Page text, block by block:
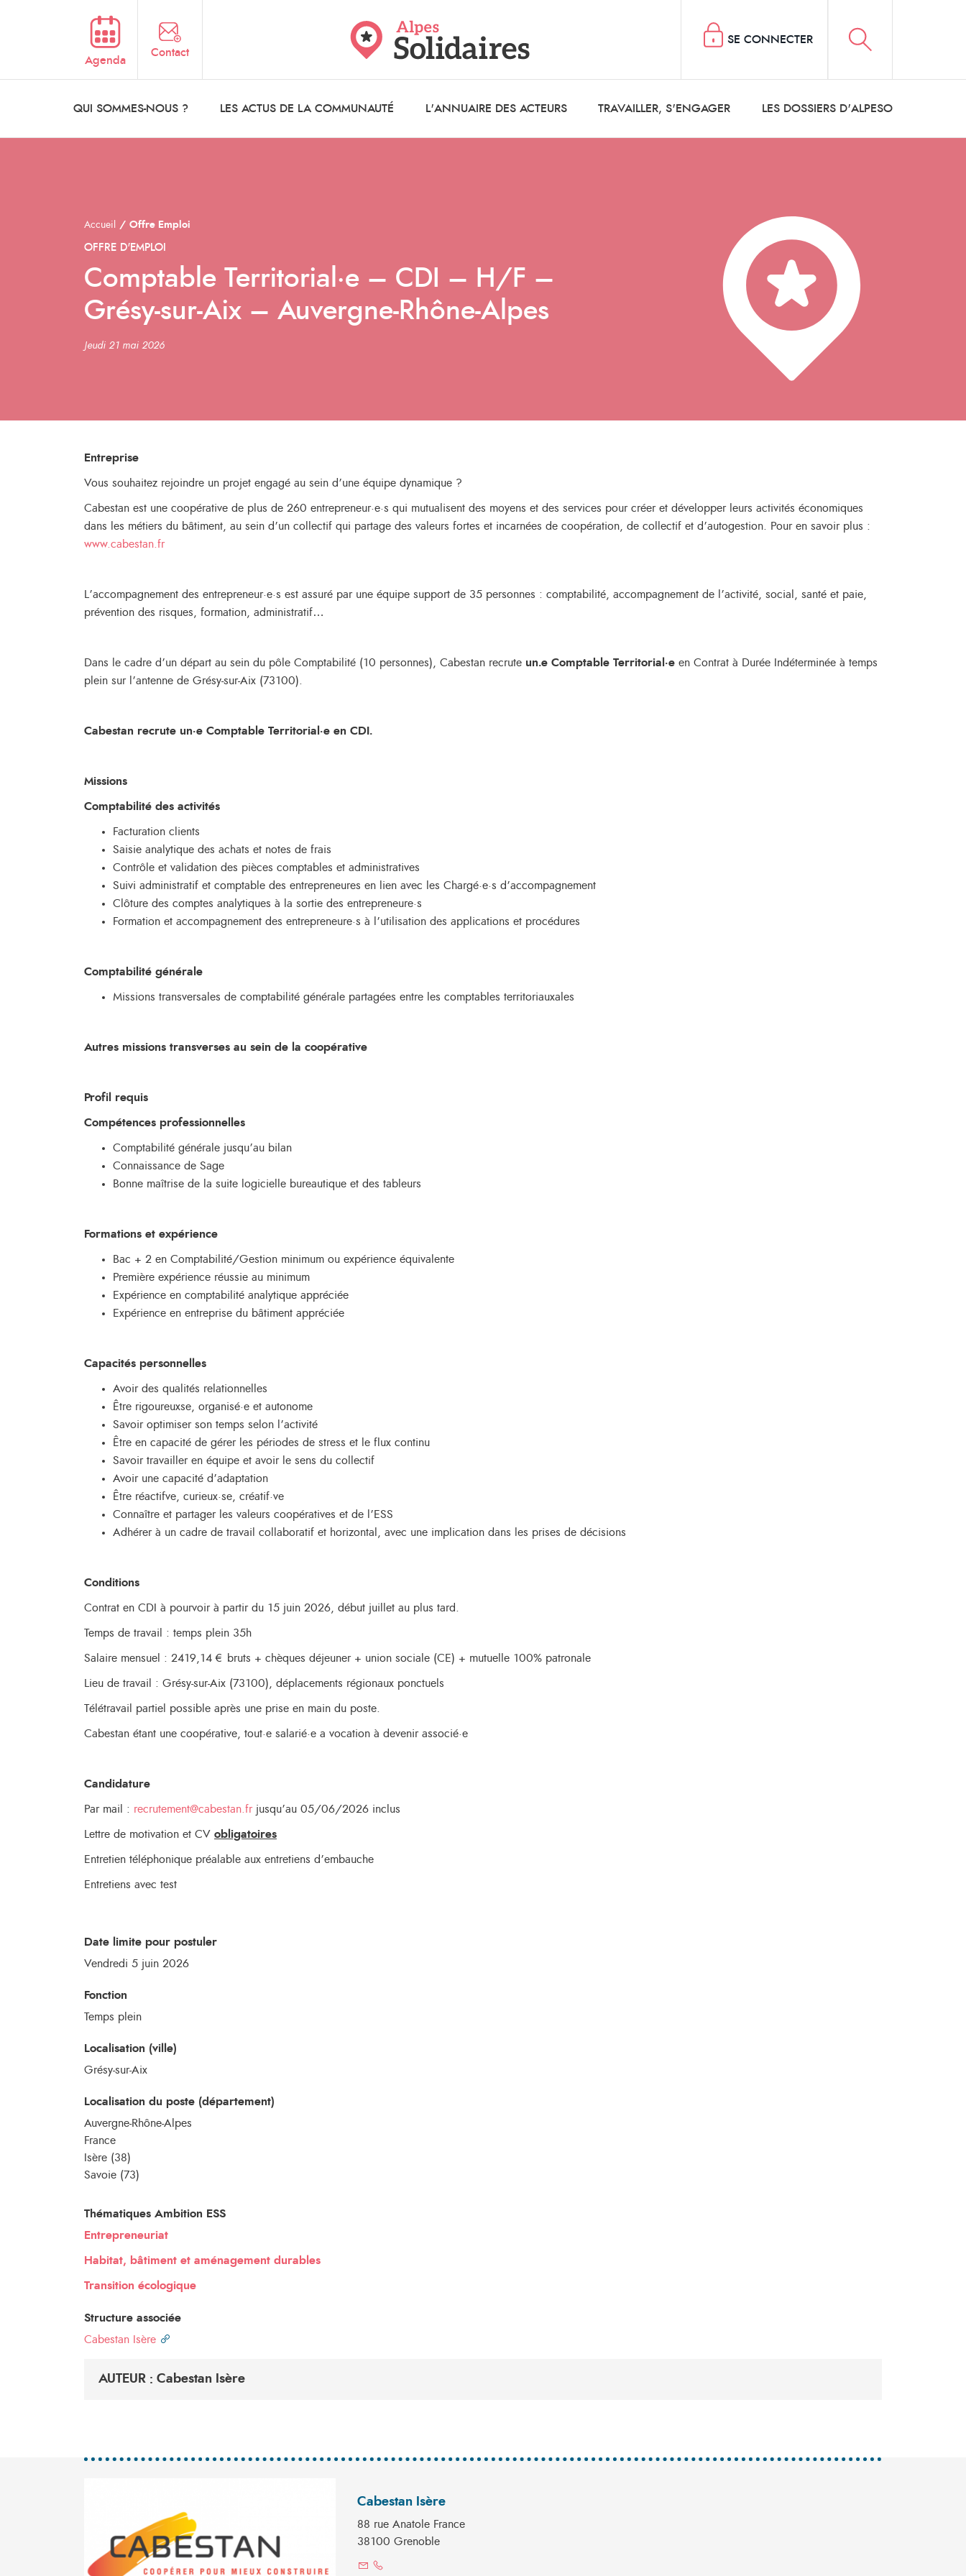
Agenda
Contact
QUI SOMMES-NOUS ? LES ACTUS DE LA COMMUNAUTÉ L'ANNUAIRE DES ACTEURS TRAVAILLER, S'ENGAGER LES DOSSIERS D'ALPESO
SE CONNECTER
Accueil Offre Emploi
OFFRE D'EMPLOI
Comptable Territorial·e – CDI – H/F –
Grésy-sur-Aix – Auvergne-Rhône-Alpes
Jeudi 21 mai 2026
Entreprise
Vous souhaitez rejoindre un projet engagé au sein d’une équipe dynamique ?
Cabestan est une coopérative de plus de 260 entrepreneur·e·s qui mutualisent des moyens et des services pour créer et développer leurs activités économiques
dans les métiers du bâtiment, au sein d’un collectif qui partage des valeurs fortes et incarnées de coopération, de collectif et d’autogestion. Pour en savoir plus :
www.cabestan.fr
L’accompagnement des entrepreneur·e·s est assuré par une équipe support de 35 personnes : comptabilité, accompagnement de l’activité, social, santé et paie,
prévention des risques, formation, administratif…
Dans le cadre d’un départ au sein du pôle Comptabilité (10 personnes), Cabestan recrute un.e Comptable Territorial·e en Contrat à Durée Indéterminée à temps
plein sur l’antenne de Grésy-sur-Aix (73100).
Cabestan recrute un·e Comptable Territorial·e en CDI.
Missions
Comptabilité des activités
Facturation clients
Saisie analytique des achats et notes de frais
Contrôle et validation des pièces comptables et administratives
Suivi administratif et comptable des entrepreneures en lien avec les Chargé·e·s d’accompagnement
Clôture des comptes analytiques à la sortie des entrepreneure·s
Formation et accompagnement des entrepreneure·s à l’utilisation des applications et procédures
Comptabilité générale
Missions transversales de comptabilité générale partagées entre les comptables territoriauxales
Autres missions transverses au sein de la coopérative
Profil requis
Compétences professionnelles
Comptabilité générale jusqu’au bilan
Connaissance de Sage
Bonne maîtrise de la suite logicielle bureautique et des tableurs
Formations et expérience
Bac + 2 en Comptabilité/Gestion minimum ou expérience équivalente
Première expérience réussie au minimum
Expérience en comptabilité analytique appréciée
Expérience en entreprise du bâtiment appréciée
Capacités personnelles
Avoir des qualités relationnelles
Être rigoureuxse, organisé·e et autonome
Savoir optimiser son temps selon l’activité
Être en capacité de gérer les périodes de stress et le flux continu
Savoir travailler en équipe et avoir le sens du collectif
Avoir une capacité d’adaptation
Être réactifve, curieux·se, créatif·ve
Connaître et partager les valeurs coopératives et de l’ESS
Adhérer à un cadre de travail collaboratif et horizontal, avec une implication dans les prises de décisions
Conditions
Contrat en CDI à pourvoir à partir du 15 juin 2026, début juillet au plus tard.
Temps de travail : temps plein 35h
Salaire mensuel : 2419,14 € bruts + chèques déjeuner + union sociale (CE) + mutuelle 100% patronale
Lieu de travail : Grésy-sur-Aix (73100), déplacements régionaux ponctuels
Télétravail partiel possible après une prise en main du poste.
Cabestan étant une coopérative, tout·e salarié·e a vocation à devenir associé·e
Candidature
Par mail : recrutement@cabestan.frjusqu’au 05/06/2026 inclus
Lettre de motivation et CV obligatoires
Entretien téléphonique préalable aux entretiens d’embauche
Entretiens avec test
Date limite pour postuler
Vendredi 5 juin 2026
Fonction
Temps plein
Localisation (ville)
Grésy-sur-Aix
Localisation du poste (département)
Auvergne-Rhône-Alpes
France
Isère (38)
Savoie (73)
Thématiques Ambition ESS
Entrepreneuriat
Habitat, bâtiment et aménagement durables
Transition écologique
Structure associée
Cabestan Isère
AUTEUR : Cabestan Isère
Cabestan Isère
88 rue Anatole France
38100 Grenoble